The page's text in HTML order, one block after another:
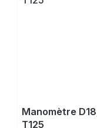
Manomètre
T125